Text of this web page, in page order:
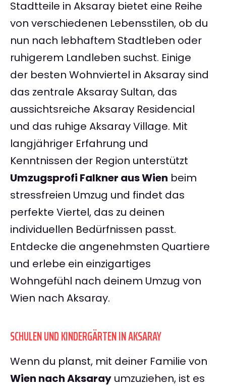
Stadtteile in Aksaray bietet eine Reihe
von verschiedenen Lebensstilen, ob du
nun nach lebhaftem Stadtleben oder
ruhigerem Landleben suchst. Einige
der besten Wohnviertel in Aksaray sind
das zentrale Aksaray Sultan, das
aussichtsreiche Aksaray Residencial
und das ruhige Aksaray Village. Mit
langjähriger Erfahrung und
Kenntnissen der Region unterstützt
Umzugsprofi Falkner aus Wien beim
stressfreien Umzug und findet das
perfekte Viertel, das zu deinen
individuellen Bedürfnissen passt.
Entdecke die angenehmsten Quartiere
und erlebe ein einzigartiges
Wohngefühl nach deinem Umzug von
Wien nach Aksaray.
SCHULEN UND KINDERGÄRTEN IN AKSARAY
Wenn du planst, mit deiner Familie von
Wien nach Aksaray umzuziehen, ist es